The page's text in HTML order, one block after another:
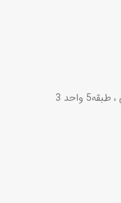
واحد 3